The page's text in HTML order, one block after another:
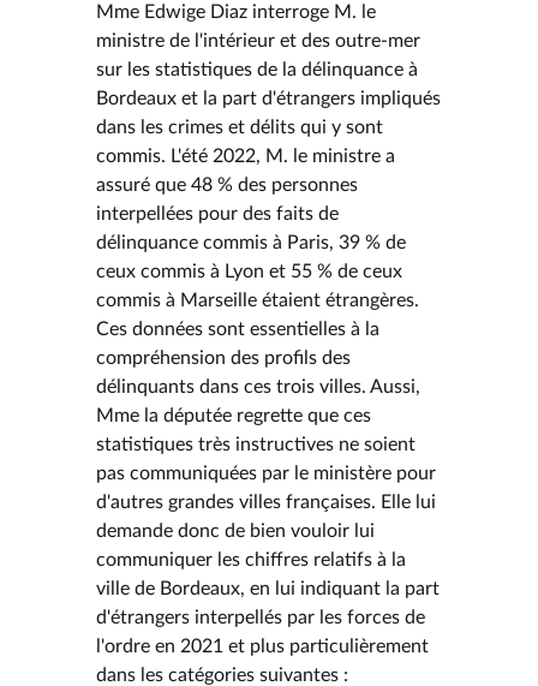
Mme Edwige Diaz interroge M. le
ministre de l'intérieur et des outre-mer
sur les statistiques de la délinquance à
Bordeaux et la part d'étrangers impliqués
dans les crimes et délits qui y sont
commis. L'été 2022, M. le ministre a
assuré que 48 % des personnes
interpellées pour des faits de
délinquance commis à Paris, 39 % de
ceux commis à Lyon et 55 % de ceux
commis à Marseille étaient étrangères.
Ces données sont essentielles à la
compréhension des profils des
délinquants dans ces trois villes. Aussi,
Mme la députée regrette que ces
statistiques très instructives ne soient
pas communiquées par le ministère pour
d'autres grandes villes françaises. Elle lui
demande donc de bien vouloir lui
communiquer les chiffres relatifs à la
ville de Bordeaux, en lui indiquant la part
d'étrangers interpellés par les forces de
l'ordre en 2021 et plus particulièrement
dans les catégories suivantes :